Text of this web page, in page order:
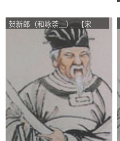
贺新郎（和咏荼＿）_【宋
朝】_【刘克庄】